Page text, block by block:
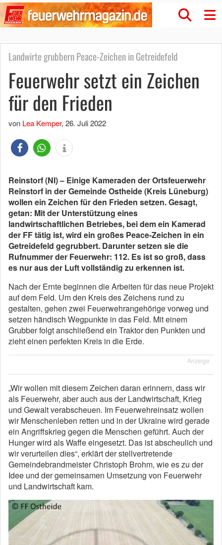
Landwirte grubbern Peace-Zeichen in Getreidefeld
Feuerwehr setzt ein Zeichen
für den Frieden
von Lea Kemper, 26. Juli 2022
Reinstorf (NI) – Einige Kameraden der Ortsfeuerwehr
Reinstorf in der Gemeinde Ostheide (Kreis Lüneburg)
wollen ein Zeichen für den Frieden setzen. Gesagt,
getan: Mit der Unterstützung eines
landwirtschaftlichen Betriebes, bei dem ein Kamerad
der FF tätig ist, wird ein großes Peace-Zeichen in ein
Getreidefeld gegrubbert. Darunter setzen sie die
Rufnummer der Feuerwehr: 112. Es ist so groß, dass
es nur aus der Luft vollständig zu erkennen ist.
Nach der Ernte beginnen die Arbeiten für das neue Projekt
auf dem Feld. Um den Kreis des Zeichens rund zu
gestalten, gehen zwei Feuerwehrangehörige vorweg und
setzen händisch Wegpunkte in das Feld. Mit einem
Grubber folgt anschließend ein Traktor den Punkten und
zieht einen perfekten Kreis in die Erde.
Anzeige
„Wir wollen mit diesem Zeichen daran erinnern, dass wir
als Feuerwehr, aber auch aus der Landwirtschaft, Krieg
und Gewalt verabscheuen. Im Feuerwehreinsatz wollen
wir Menschenleben retten und in der Ukraine wird gerade
ein Angriffskrieg gegen die Menschen geführt. Auch der
Hunger wird als Waffe eingesetzt. Das ist abscheulich und
wir verurteilen dies“, erklärt der stellvertretende
Gemeindebrandmeister Christoph Brohm, wie es zu der
Idee und der gemeinsamen Umsetzung von Feuerwehr
und Landwirtschaft kam.